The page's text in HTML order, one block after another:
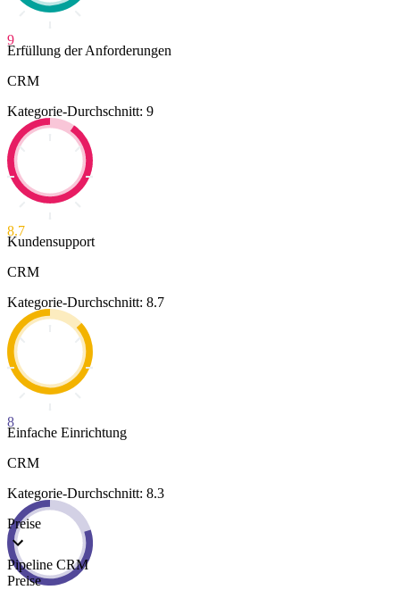
9
Erfüllung der Anforderungen
CRM
Kategorie-Durchschnitt: 9
8.7
Kundensupport
CRM
Kategorie-Durchschnitt: 8.7
8
Einfache Einrichtung
CRM
Kategorie-Durchschnitt: 8.3
Preise
Pipeline CRM
Preise